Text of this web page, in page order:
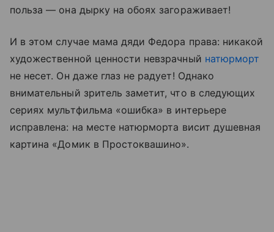
польза — она дырку на обоях загораживает!
И в этом случае мама дяди Федора права: никакой
художественной ценности невзрачный натюрморт
не несет. Он даже глаз не радует! Однако
внимательный зритель заметит, что в следующих
сериях мультфильма «ошибка» в интерьере
исправлена: на месте натюрморта висит душевная
картина «Домик в Простоквашино».